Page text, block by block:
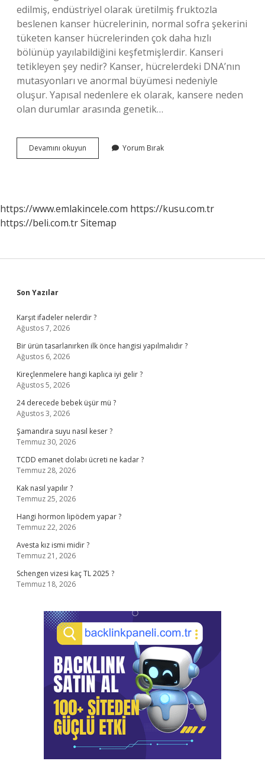
edilmiş, endüstriyel olarak üretilmiş fruktozla
beslenen kanser hücrelerinin, normal sofra şekerini
tüketen kanser hücrelerinden çok daha hızlı
bölünüp yayılabildiğini keşfetmişlerdir. Kanseri
tetikleyen şey nedir? Kanser, hücrelerdeki DNA’nın
mutasyonları ve anormal büyümesi nedeniyle
oluşur. Yapısal nedenlere ek olarak, kansere neden
olan durumlar arasında genetik…
Devamını okuyun Kanserojen
Yiyecekler
Yorum Bırak
https://www.emlakincele.com https://kusu.com.tr
https://beli.com.trSitemap
Sidebar
Son Yazılar
Karşıt ifadeler nelerdir ?
Ağustos 7, 2026
Bir ürün tasarlanırken ilk önce hangisi yapılmalıdır ?
Ağustos 6, 2026
Kireçlenmelere hangi kaplıca iyi gelir ?
Ağustos 5, 2026
24 derecede bebek üşür mü ?
Ağustos 3, 2026
Şamandıra suyu nasıl keser ?
Temmuz 30, 2026
TCDD emanet dolabı ücreti ne kadar ?
Temmuz 28, 2026
Kak nasıl yapılır ?
Temmuz 25, 2026
Hangi hormon lipödem yapar ?
Temmuz 22, 2026
Avesta kız ismi midir ?
Temmuz 21, 2026
Schengen vizesi kaç TL 2025 ?
Temmuz 18, 2026